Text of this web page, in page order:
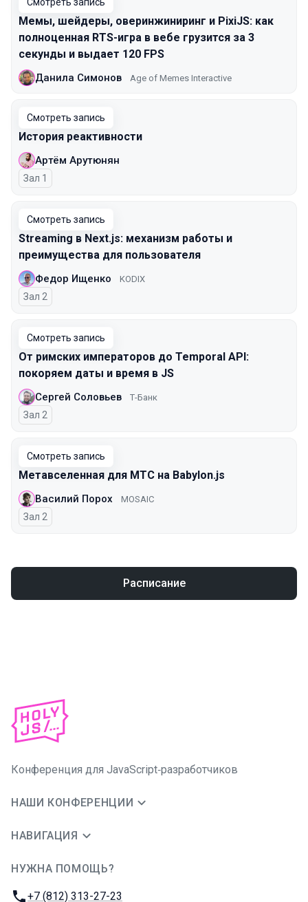
Мемы, шейдеры, оверинжиниринг и PixiJS: как
полноценная RTS-игра в вебе грузится за 3
секунды и выдает 120 FPS
Данила Симонов Age of Memes Interactive
Смотреть запись
История реактивности
Артём Арутюнян
Зал 1
Смотреть запись
Streaming в Next.js: механизм работы и
преимущества для пользователя
Федор Ищенко KODIX
Зал 2
Смотреть запись
От римских императоров до Temporal API:
покоряем даты и время в JS
Сергей Соловьев Т-Банк
Зал 2
Смотреть запись
Метавселенная для МТС на Babylon.js
Василий Порох MOSAIC
Зал 2
Расписание
Конференция для JavaScript‑разработчиков
НАШИ КОНФЕРЕНЦИИ
НАВИГАЦИЯ
НУЖНА ПОМОЩЬ?
Телефон:
+7 (812) 313-27-23